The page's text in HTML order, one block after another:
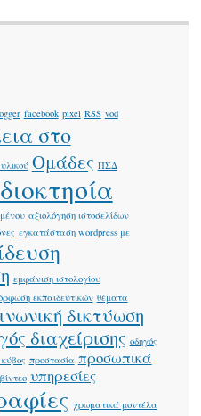
facebook pixel RSS vod
στο
Ομάδες ΠΣΔ
αξιολόγηση ιστοσελίδων
εγκατάσταση wordpress με
εμφάνιση ιστολογίου
εκπαιδευτικών θέματα
δικτύωση
διαχείρισης οδηγός
προστασία προσωπικά
υπηρεσίες
χρωματικά μοντέλα